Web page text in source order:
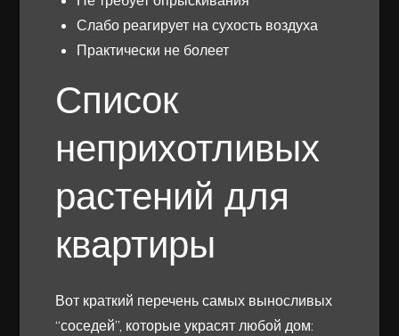
Слабо реагирует на сухость воздуха
Практически не болеет
Список
неприхотливых
растений для
квартиры
Вот краткий перечень самых выносливых
“соседей”, которые украсят любой дом: